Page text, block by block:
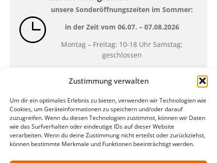
Zustimmung verwalten
Um dir ein optimales Erlebnis zu bieten, verwenden wir Technologien wie
Cookies, um Geräteinformationen zu speichern und/oder darauf
zuzugreifen. Wenn du diesen Technologien zustimmst, können wir Daten
wie das Surfverhalten oder eindeutige IDs auf dieser Website
verarbeiten. Wenn du deine Zustimmung nicht erteilst oder zurückziehst,
können bestimmte Merkmale und Funktionen beeinträchtigt werden.
unsere Sonderöffnungszeiten im Sommer:
in der Zeit vom 06.07. – 07.08.2026
Montag – Freitag: 10-18 Uhr Samstag:
geschlossen
QUARTERBACK Immobilien ARENA
Am Sportforum 2, 04105 Leipzig
Sie erreichen uns mit dem Öffentlichen
Nahverkehr: Straßenbahn Linien 3, 4, 7, 8, 15